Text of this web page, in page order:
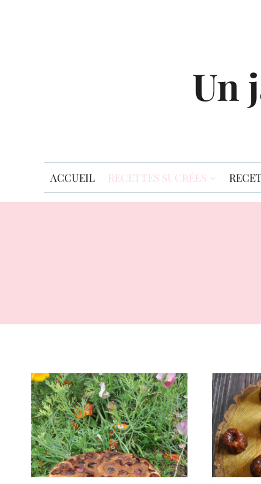
Un
ACCUEIL RECETTES SUCRÉES